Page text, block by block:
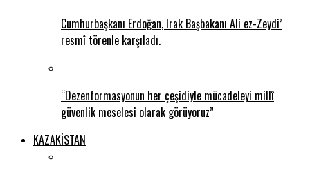
Cumhurbaşkanı Erdoğan, Irak Başbakanı Ali ez-Zeydi’
resmî törenle karşıladı.
“Dezenformasyonun her çeşidiyle mücadeleyi millî
güvenlik meselesi olarak görüyoruz”
KAZAKİSTAN